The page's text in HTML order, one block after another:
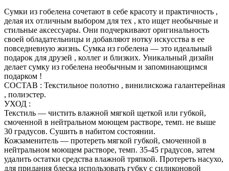
Сумки из гобелена сочетают в себе красоту и практичность ,
делая их отличным выбором для тех , кто ищет необычные и
стильные аксессуары. Они подчеркивают оригинальность
своей обладательницы и добавляют нотку искусства в ее
повседневную жизнь. Сумка из гобелена — это идеальный
подарок для друзей , коллег и близких. Уникальный дизайн
делает сумку из гобелена необычным и запоминающимся
подарком !
СОСТАВ : Текстильное полотно , винилискожа галантерейная
, полиэстер.
УХОД :
Текстиль — чистить влажной мягкой щеткой или губкой,
смоченной в нейтральном моющем растворе, темп. не выше
30 градусов. Сушить в набитом состоянии.
Кожзаменитель — протереть мягкой губкой, смоченной в
нейтральном моющем растворе, темп. 35-45 градусов, затем
удалить остатки средства влажной тряпкой. Протереть насухо,
для придания блеска использовать губку с силиконовой